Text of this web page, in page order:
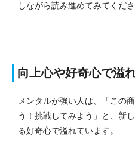
しながら読み進めてみてくださ
向上心や好奇心で溢
メンタルが強い人は、「この
う！挑戦してみよう」と、新
る好奇心で溢れています。